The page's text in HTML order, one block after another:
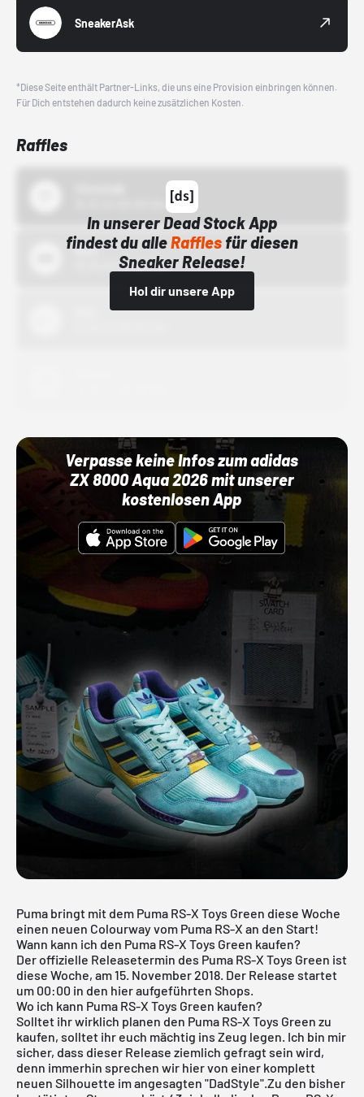
SneakerAsk
*Diese Seite enthält Partner-Links, die uns eine Provision einbringen können.
Für Dich entstehen dadurch keine zusätzlichen Kosten.
Raffles
In unserer Dead Stock App
findest du alleRafflesfür diesen
Sneaker Release!
Hol dir unsere App
Bstn
01.10.22 00:00 Uhr
Verpasse keine Infos zum adidas
ZX 8000 Aqua 2026 mit unserer
kostenlosen App
Puma bringt mit dem Puma RS-X Toys Green diese Woche
einen neuen Colourway vom Puma RS-X an den Start!
Wann kann ich den Puma RS-X Toys Green kaufen?
Der offizielle Releasetermin des Puma RS-X Toys Green ist
diese Woche, am 15. November 2018. Der Release startet
um 00:00 in den hier aufgeführten Shops.
Wo ich kann Puma RS-X Toys Green kaufen?
Solltet ihr wirklich planen den Puma RS-X Toys Green zu
kaufen, solltet ihr euch mächtig ins Zeug legen. Ich bin mir
sicher, dass dieser Release ziemlich gefragt sein wird,
denn immerhin sprechen wir hier von einer komplett
neuen Silhouette im angesagten "DadStyle".Zu den bisher